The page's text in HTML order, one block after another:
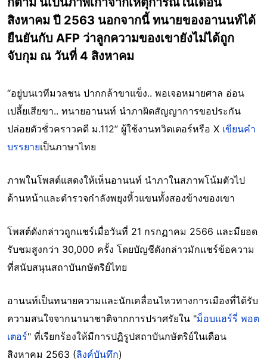
สิงหาคม ปี 2563 นอกจากนี้ ทนายของอานนท์ได้
ยืนยันกับ AFP ว่าลูกความของเขายังไม่ได้ถูก
จับกุม ณ วันที่ 4 สิงหาคม
“อยู่บนเวทีมวลชน ปากกล้าขาแข็ง.. พอเจอหมายศาล อ่อน
เปลี้ยเสียขา.. ทนายอานนท์ นำภาผิดสัญญาการขอประกัน
ปล่อยตัวชั่วคราวคดี ม.112” ผู้ใช้งานทวิตเตอร์หรือ X เขียนคำ
บรรยายเป็นภาษาไทย
ภาพในโพสต์แสดงให้เห็นอานนท์ นำภาในสภาพโน้มตัวไป
ด้านหน้าและตำรวจกำลังพยุงหิ้วแขนทั้งสองข้างของเขา
โพสต์ดังกล่าวถูกแชร์เมื่อวันที่ 21 กรกฏาคม 2566 และมียอด
รับชมสูงกว่า 30,000 ครั้ง โดยบัญชีดังกล่าวมักแชร์ข้อความ
ที่สนับสนุนสถาบันกษัตริย์ไทย
อานนท์เป็นทนายความและนักเคลื่อนไหวทางการเมืองที่ได้รับ
ความสนใจจากนานาชาติจากการปราศรัยใน "ม็อบแฮร์รี่ พอต
เตอร์" ที่เรียกร้องให้มีการปฏิรูปสถาบันกษัตริย์ในเดือน
สิงหาคม 2563 (ลิงค์บันทึก)